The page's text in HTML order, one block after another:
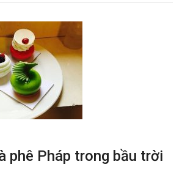
phê Pháp trong bầu trời